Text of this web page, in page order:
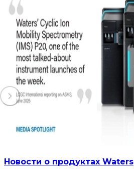
Новости о продуктах Waters